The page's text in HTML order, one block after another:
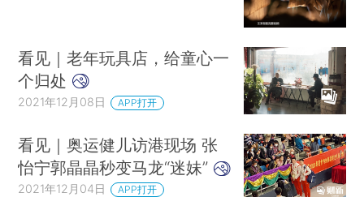
2021年10月31日，一侗戏班受邀在广东省金利县的一个小卖铺前演出。随着
越来越多侗族人来到金利，这里的戏班也多了起来。
2021年10月27日，工人兼戏班成员兰长明端着刚加工好的金属把手往外送。
他初中辍学来广东打工，也曾迷失在城市灯红酒绿当中里。如今他是厂里的
看见｜老年玩具店，给童心一
个归处
2021年12月08日 APP打开
看见｜奥运健儿访港现场 张
怡宁郭晶晶秒变马龙“迷妹”
2021年12月04日 APP打开